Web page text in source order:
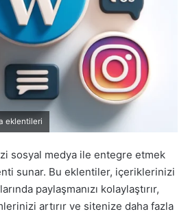
eklentileri
sosyal medya ile entegre etmek
sunar. Bu eklentiler, içeriklerinizi
paylaşmanızı kolaylaştırır,
artırır ve sitenize daha fazla